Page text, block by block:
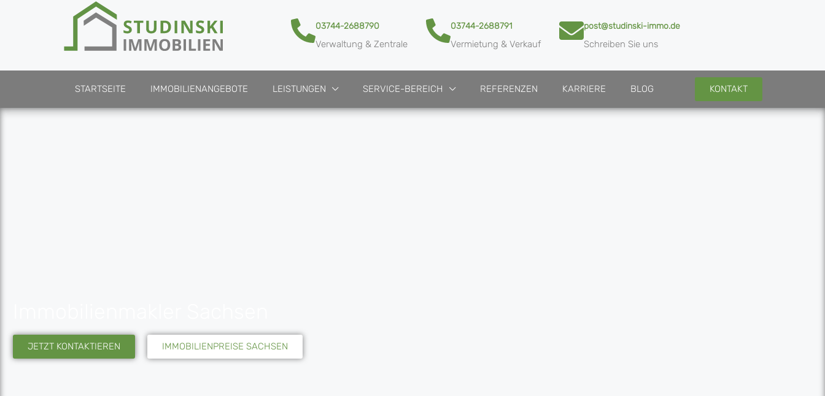
03744-2688790
Verwaltung & Zentrale
03744-2688791
Vermietung & Verkauf
post@studinski-immo.de
Schreiben Sie uns
STARTSEITE IMMOBILIENANGEBOTE LEISTUNGEN SERVICE-BEREICH REFERENZEN KARRIERE BLOG KONTAKT
JETZT KONTAKTIEREN IMMOBILIENPREISE SACHSEN